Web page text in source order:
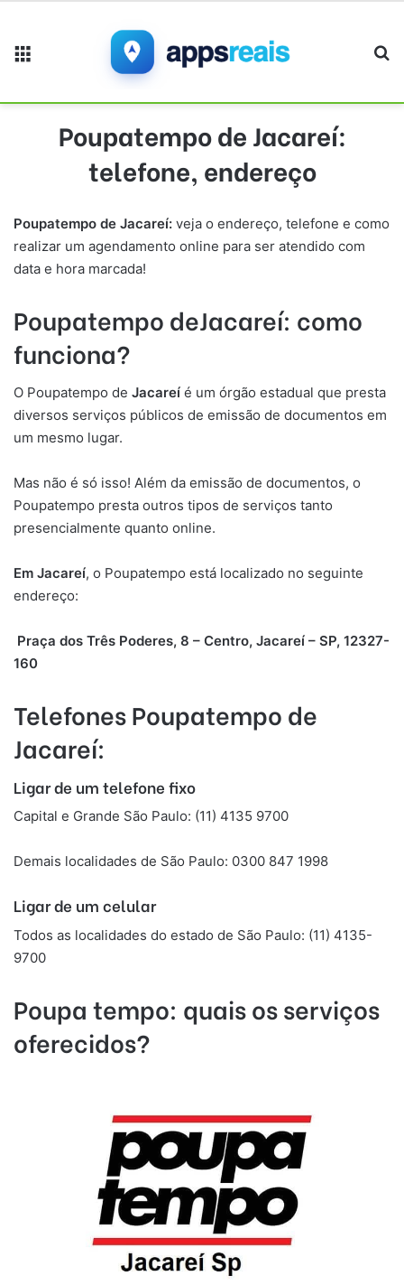
Poupatempo de Jacareí:
telefone, endereço
Poupatempo de Jacareí: veja o endereço, telefone e como
realizar um agendamento online para ser atendido com
data e hora marcada!
Poupatempo deJacareí: como
funciona?
O Poupatempo de Jacareí é um órgão estadual que presta
diversos serviços públicos de emissão de documentos em
um mesmo lugar.
Mas não é só isso! Além da emissão de documentos, o
Poupatempo presta outros tipos de serviços tanto
presencialmente quanto online.
Em Jacareí, o Poupatempo está localizado no seguinte
endereço:
Praça dos Três Poderes, 8 – Centro, Jacareí – SP, 12327-
160
Telefones Poupatempo de
Jacareí:
Ligar de um telefone fixo
Capital e Grande São Paulo: (11) 4135 9700
Demais localidades de São Paulo: 0300 847 1998
Ligar de um celular
Todos as localidades do estado de São Paulo: (11) 4135-
9700
Poupa tempo: quais os serviços
oferecidos?